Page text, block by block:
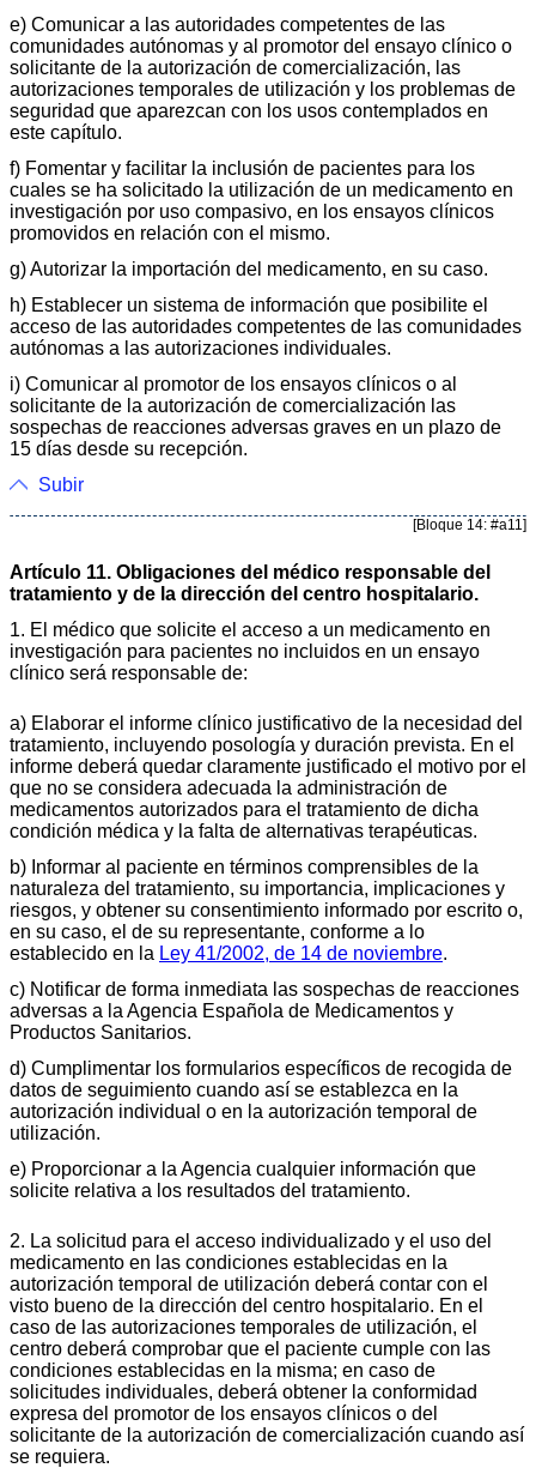
e) Comunicar a las autoridades competentes de las
comunidades autónomas y al promotor del ensayo clínico o
solicitante de la autorización de comercialización, las
autorizaciones temporales de utilización y los problemas de
seguridad que aparezcan con los usos contemplados en
este capítulo.
f) Fomentar y facilitar la inclusión de pacientes para los
cuales se ha solicitado la utilización de un medicamento en
investigación por uso compasivo, en los ensayos clínicos
promovidos en relación con el mismo.
g) Autorizar la importación del medicamento, en su caso.
h) Establecer un sistema de información que posibilite el
acceso de las autoridades competentes de las comunidades
autónomas a las autorizaciones individuales.
i) Comunicar al promotor de los ensayos clínicos o al
solicitante de la autorización de comercialización las
sospechas de reacciones adversas graves en un plazo de
15 días desde su recepción.
Subir
[Bloque 14: #a11]
Artículo 11. Obligaciones del médico responsable del
tratamiento y de la dirección del centro hospitalario.
1. El médico que solicite el acceso a un medicamento en
investigación para pacientes no incluidos en un ensayo
clínico será responsable de:
a) Elaborar el informe clínico justificativo de la necesidad del
tratamiento, incluyendo posología y duración prevista. En el
informe deberá quedar claramente justificado el motivo por el
que no se considera adecuada la administración de
medicamentos autorizados para el tratamiento de dicha
condición médica y la falta de alternativas terapéuticas.
b) Informar al paciente en términos comprensibles de la
naturaleza del tratamiento, su importancia, implicaciones y
riesgos, y obtener su consentimiento informado por escrito o,
en su caso, el de su representante, conforme a lo
establecido en la Ley 41/2002, de 14 de noviembre.
c) Notificar de forma inmediata las sospechas de reacciones
adversas a la Agencia Española de Medicamentos y
Productos Sanitarios.
d) Cumplimentar los formularios específicos de recogida de
datos de seguimiento cuando así se establezca en la
autorización individual o en la autorización temporal de
utilización.
e) Proporcionar a la Agencia cualquier información que
solicite relativa a los resultados del tratamiento.
2. La solicitud para el acceso individualizado y el uso del
medicamento en las condiciones establecidas en la
autorización temporal de utilización deberá contar con el
visto bueno de la dirección del centro hospitalario. En el
caso de las autorizaciones temporales de utilización, el
centro deberá comprobar que el paciente cumple con las
condiciones establecidas en la misma; en caso de
solicitudes individuales, deberá obtener la conformidad
expresa del promotor de los ensayos clínicos o del
solicitante de la autorización de comercialización cuando así
se requiera.